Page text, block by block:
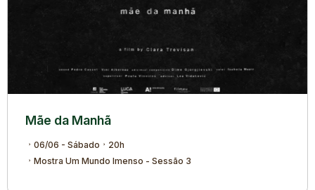
Mãe da Manhã
06/06 - Sábado
20h
Mostra Um Mundo Imenso - Sessão 3